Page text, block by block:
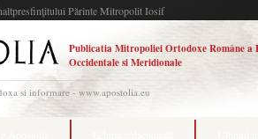
Părinte Mitropolit Iosif
Publicatia Mitropoliei Ortodoxe Române a
Occidentale si Meridionale
si informare - www.apostolia.eu